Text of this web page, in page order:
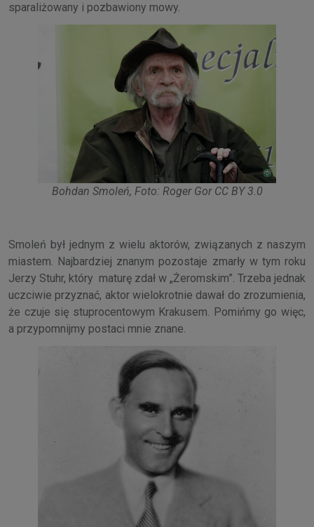
sparaliżowany i pozbawiony mowy.
Bohdan Smoleń, Foto: Roger Gor CC BY 3.0
Smoleń był jednym z wielu aktorów, związanych z naszym
miastem. Najbardziej znanym pozostaje zmarły w tym roku
Jerzy Stuhr, który maturę zdał w „Żeromskim”. Trzeba jednak
uczciwie przyznać, aktor wielokrotnie dawał do zrozumienia,
że czuje się stuprocentowym Krakusem. Pomińmy go więc,
a przypomnijmy postaci mnie znane.